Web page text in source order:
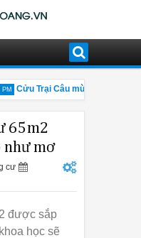
Cửu Trại Câu mùa đông có gì
65m2
như mơ
cư
được sắp
học sẽ